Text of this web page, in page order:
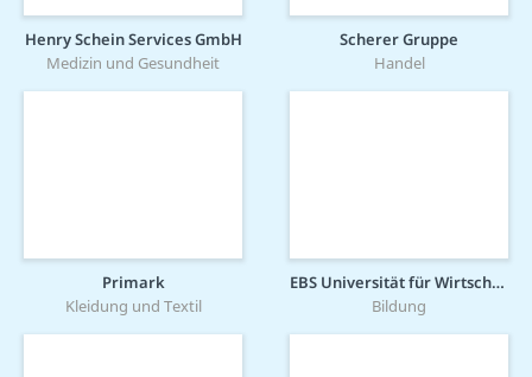
Henry Schein Services GmbH
Medizin und Gesundheit
Scherer Gruppe
Handel
Primark
Kleidung und Textil
EBS Universität für Wirtschaft und Recht gGmbH
Bildung